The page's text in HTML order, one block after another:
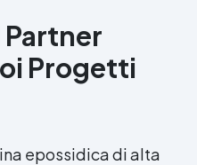
Partner
Progetti
epossidicadi alta